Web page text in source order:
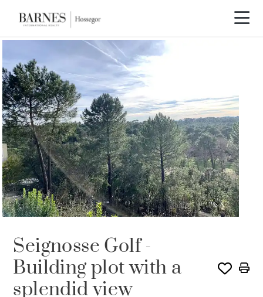
VENDIDO POR BARNES
Seignosse Golf -
Building plot with a
splendid view